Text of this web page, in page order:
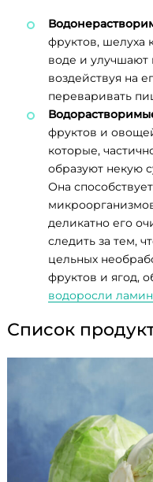
фруктов, шелуха
воде и улучшают
воздействуя на
переваривать
фруктов и
которые,
образуют некую
Она
деликатно его
следить за тем,
цельных
фруктов и ягод,
водоросли
Список